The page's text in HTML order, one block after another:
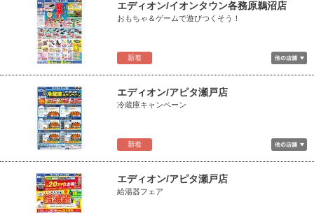
新着
エディオン/イオンタウン各務原鵜沼店
おもちゃ＆ゲームで遊びつくそう！
新着
エディオン/アピタ瀬戸店
冷蔵庫キャンペーン
エディオン/アピタ瀬戸店
給湯器フェア